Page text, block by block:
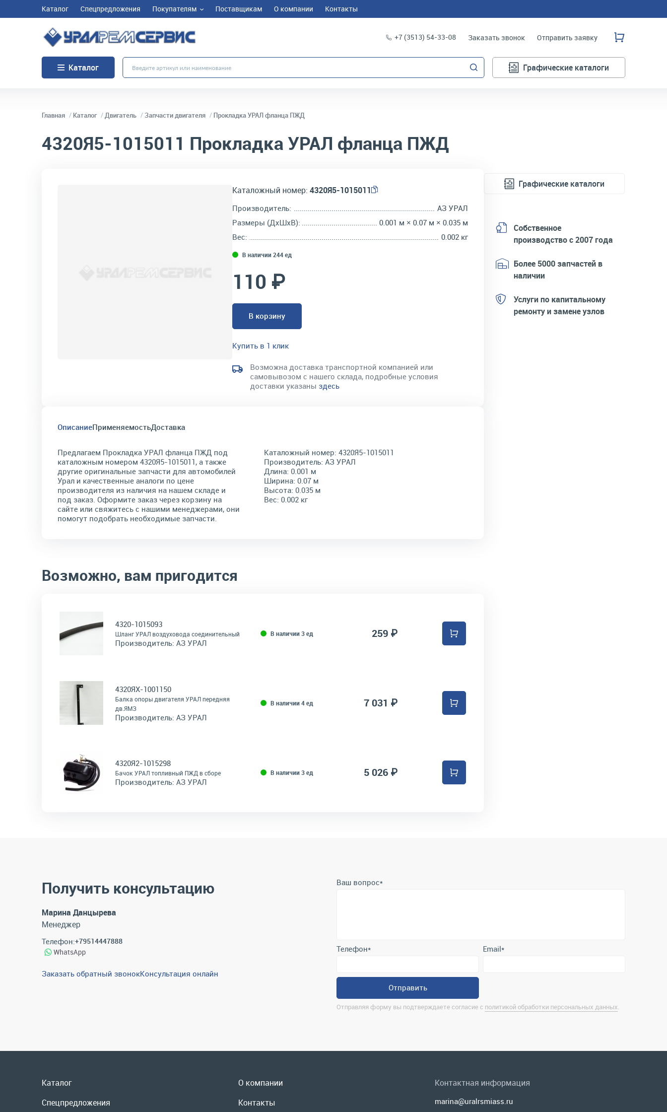
Каталог Спецпредложения Покупателям Поставщикам О компании Контакты
+7 (3513) 54-33-08 Заказать звонок Отправить заявку
Каталог Графические каталоги
Главная Каталог Двигатель Запчасти двигателя Прокладка УРАЛ фланца ПЖД
4320Я5-1015011 Прокладка УРАЛ фланца ПЖД
Каталожный номер: 4320Я5-1015011
Производитель:
АЗ УРАЛ
Размеры (ДхШхВ):
0.001 м × 0.07 м × 0.035 м
Вес:
0.002 кг
В наличии 244 ед
110 ₽
В корзину
Купить в 1 клик
Возможна доставка транспортной компанией или
самовывозом с нашего склада, подробные условия
доставки указаны здесь
ОписаниеПрименяемостьДоставка
Предлагаем Прокладка УРАЛ фланца ПЖД под
каталожным номером 4320Я5-1015011, а также
другие оригинальные запчасти для автомобилей
Урал и качественные аналоги по цене
производителя из наличия на нашем складе и
под заказ. Оформите заказ через корзину на
сайте или свяжитесь с нашими менеджерами, они
помогут подобрать необходимые запчасти.
Каталожный номер: 4320Я5-1015011
Производитель: АЗ УРАЛ
Длина: 0.001 м
Ширина: 0.07 м
Высота: 0.035 м
Вес: 0.002 кг
Возможно, вам пригодится
4320-1015093
Шланг УРАЛ воздуховода соединительный
Производитель: АЗ УРАЛ
В наличии 3 ед 259 ₽
4320ЯХ-1001150
Балка опоры двигателя УРАЛ передняя
дв.ЯМЗ
Производитель: АЗ УРАЛ
В наличии 4 ед 7 031 ₽
4320Я2-1015298
Бачок УРАЛ топливный ПЖД в сборе
Производитель: АЗ УРАЛ
В наличии 3 ед 5 026 ₽
Графические каталоги
Собственное
производство с 2007 года
Более 5000 запчастей в
наличии
Услуги по капитальному
ремонту и замене узлов
Получить консультацию
Марина Данцырева
Менеджер
Телефон:+79514447888
WhatsApp
Заказать обратный звонокКонсультация онлайн
Ваш вопрос*
Каталог
Гарантии и возврат
О компании
Контактная информация
г. Миасс, ул. Хлебозаводская, д. 1/5, оф. 3
Полная контактная информация